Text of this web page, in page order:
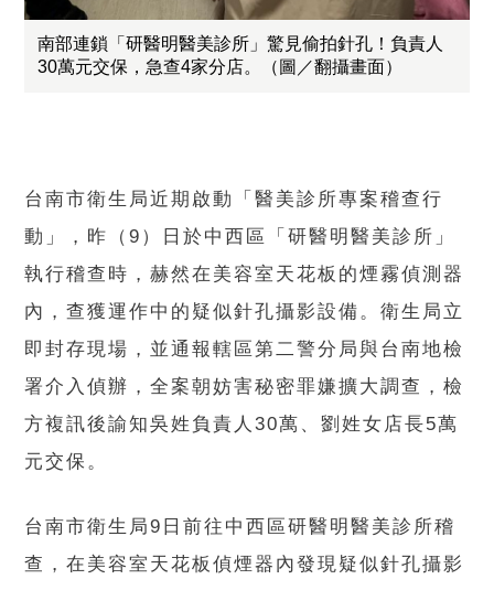
南部連鎖「研醫明醫美診所」驚見偷拍針孔！負責人
30萬元交保，急查4家分店。（圖／翻攝畫面）
台南市衛生局近期啟動「醫美診所專案稽查行
動」，昨（9）日於中西區「研醫明醫美診所」
執行稽查時，赫然在美容室天花板的煙霧偵測器
內，查獲運作中的疑似針孔攝影設備。衛生局立
即封存現場，並通報轄區第二警分局與台南地檢
署介入偵辦，全案朝妨害秘密罪嫌擴大調查，檢
方複訊後諭知吳姓負責人30萬、劉姓女店長5萬
元交保。
台南市衛生局9日前往中西區研醫明醫美診所稽
查，在美容室天花板偵煙器內發現疑似針孔攝影